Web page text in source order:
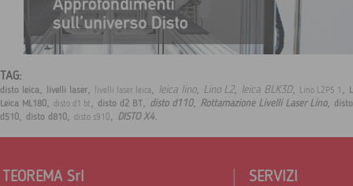
TAG:
disto leica, livelli laser, livelli laser leica, leica lino, Lino L2, leica BLK3D, Lino L2P5 1 ,
Leica ML180, disto d1 bt, disto d2 BT, disto d110, Rottamazione Livelli Laser Lino,
d510, disto d810, disto s910, DISTO X4.
TEOREMA Srl SERVIZI